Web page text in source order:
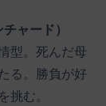
ャード）
型。死んだ母
る。勝負が好
挑む。